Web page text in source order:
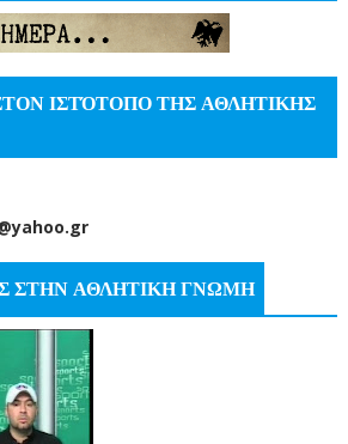
ΙΣΤΌΤΟΠΟ ΤΗΣ ΑΘΛΗΤΙΚΗΣ
ΣΤΗΝ ΑΘΛΗΤΙΚΗ ΓΝΩΜΗ